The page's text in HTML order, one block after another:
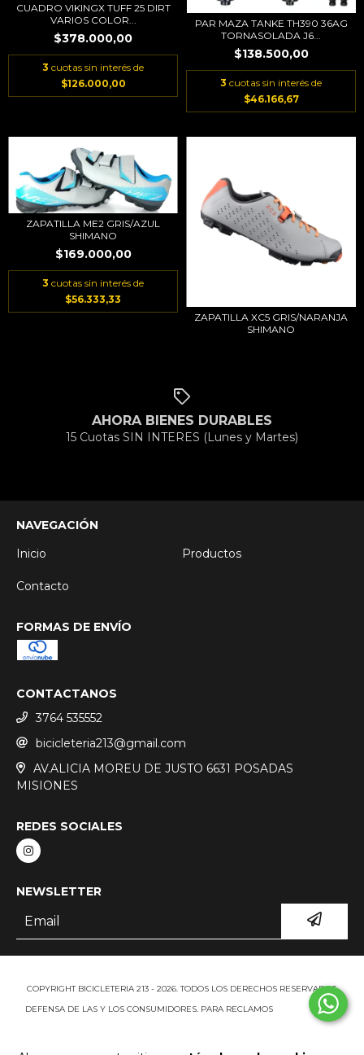
CUADRO VIKINGX TUFF 25 DIRT
VARIOS COLOR...
$378.000,00
3 cuotas sin interés de
$126.000,00
PAR MAZA TANKE TH390 36AG
TORNASOLADA J6...
$138.500,00
3 cuotas sin interés de
$46.166,67
ZAPATILLA ME2 GRIS/AZUL
SHIMANO
$169.000,00
3 cuotas sin interés de
$56.333,33
ZAPATILLA XC5 GRIS/NARANJA
SHIMANO
AHORA BIENES DURABLES
15 Cuotas SIN INTERES (Lunes y Martes)
NAVEGACIÓN
Inicio
Productos
Contacto
FORMAS DE ENVÍO
CONTACTANOS
3764 535552
bicicleteria213@gmail.com
AV.ALICIA MOREU DE JUSTO 6631 POSADAS
MISIONES
REDES SOCIALES
NEWSLETTER
COPYRIGHT BICICLETERIA 213 - 2026. TODOS LOS DERECHOS RESERVADOS.
DEFENSA DE LAS Y LOS CONSUMIDORES. PARA RECLAMOS
INGRESÁ ACÁ.